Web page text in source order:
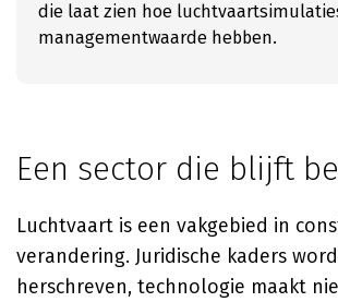
die laat zien hoe
managementwaarde hebben.
Een sector die blijft
Luchtvaart is een vakgebied in
verandering. Juridische kaders
herschreven, technologie maakt